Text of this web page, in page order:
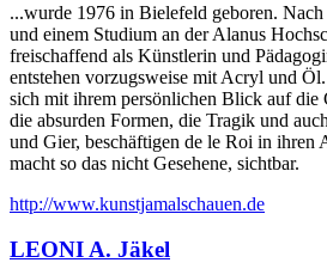
...wurde 1976 in Bielefeld geboren.
und einem Studium an der Alanus
freischaffend als Künstlerin und
entstehen vorzugsweise mit Acryl und
sich mit ihrem persönlichen Blick auf die
die absurden Formen, die Tragik und
und Gier, beschäftigen de le Roi in ihren
macht so das nicht Gesehene, sichtbar.
http://www.kunstjamalschauen.de
LEONI A. Jäkel